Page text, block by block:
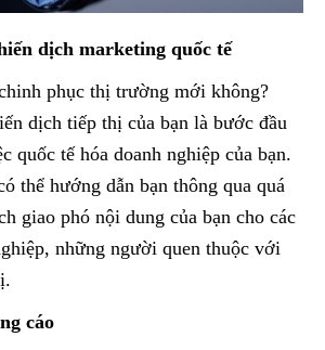
dịch marketing quốc tế
phục thị trường mới không?
dịch tiếp thị của bạn là bước đầu
quốc tế hóa doanh nghiệp của bạn.
thể hướng dẫn bạn thông qua quá
giao phó nội dung của bạn cho các
những người quen thuộc với
cáo